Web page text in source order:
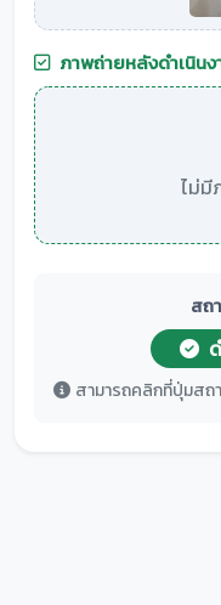
ภาพถ่ายหลังดำเนินง
ไม่มี
สถ
สามารถคลิกที่ปุ่มสถ